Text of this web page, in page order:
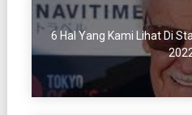
6 Hal Yang Kami Lihat Di